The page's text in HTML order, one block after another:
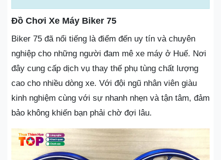
Đồ Chơi Xe Máy Biker 75
Biker 75 đã nổi tiếng là điểm đến uy tín và chuyên
nghiệp cho những người đam mê xe máy ở Huế. Nơi
đây cung cấp dịch vụ thay thế phụ tùng chất lượng
cao cho nhiều dòng xe. Với đội ngũ nhân viên giàu
kinh nghiệm cùng với sự nhanh nhẹn và tận tâm, đảm
bảo không khiến bạn phải chờ đợi lâu.